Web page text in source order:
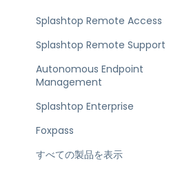
Splashtop Remote Access
Splashtop Remote Support
Autonomous Endpoint
Management
Splashtop Enterprise
Foxpass
すべての製品を表示